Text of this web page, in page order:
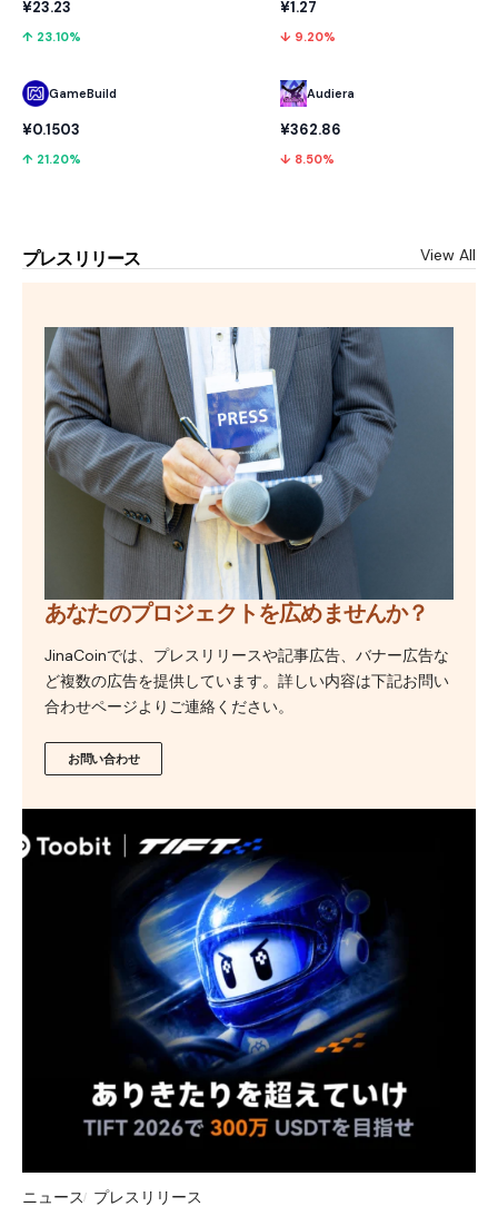
¥23.23
↑ 23.10%
GameBuild
¥0.1503
↑ 21.20%
¥1.27
↓ 9.20%
Audiera
¥362.86
↓ 8.50%
プレスリリース View All
あなたのプロジェクトを広めませんか？
JinaCoinでは、プレスリリースや記事広告、バナー広告な
ど複数の広告を提供しています。詳しい内容は下記お問い
合わせページよりご連絡ください。
お問い合わせ
ニュース プレスリリース